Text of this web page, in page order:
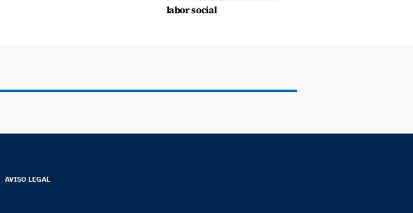
labor social
AVISO LEGAL